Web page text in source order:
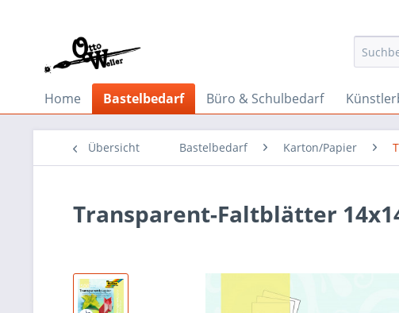
Home Bastelbedarf Büro & Schulbedarf
Übersicht Bastelbedarf Karton/Papier
Transparent-Faltblätter